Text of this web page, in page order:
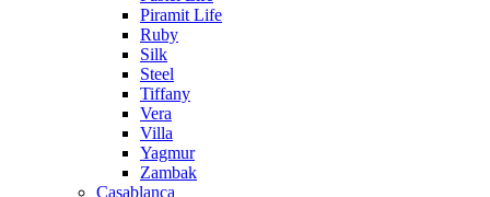
Piramit Life
Ruby
Silk
Steel
Tiffany
Vera
Villa
Yagmur
Zambak
Casablanca